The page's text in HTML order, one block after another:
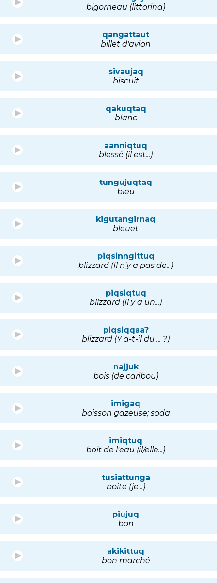
bigorneau (littorina)
qangattaut
billet d'avion
sivaujaq
biscuit
qakuqtaq
blanc
aanniqtuq
blessé (il est...)
tungujuqtaq
bleu
kigutangirnaq
bleuet
piqsinngittuq
blizzard (Il n'y a pas de...)
piqsiqtuq
blizzard (Il y a un...)
piqsiqqaa?
blizzard (Y a-t-il du ... ?)
najjuk
bois (de caribou)
imigaq
boisson gazeuse; soda
imiqtuq
boit de l'eau (il/elle...)
tusiattunga
boite (je...)
piujuq
bon
akikittuq
bon marché